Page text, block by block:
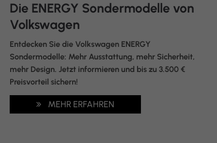
Die ENERGY Sondermodelle von
Volkswagen
Entdecken Sie die Volkswagen ENERGY
Sondermodelle: Mehr Ausstattung, mehr Sicherheit,
mehr Design. Jetzt informieren und bis zu 3.500 €
Preisvorteil sichern!
MEHR ERFAHREN